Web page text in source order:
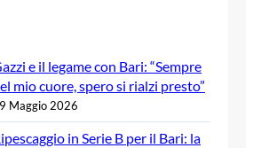
e il legame con Bari: “Sempre
mio cuore, spero si rialzi presto”
Maggio 2026
in Serie B per il Bari: la